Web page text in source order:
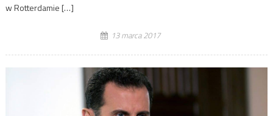
w Rotterdamie […]
13 marca 2017